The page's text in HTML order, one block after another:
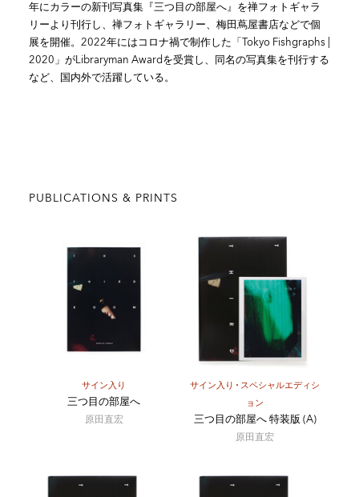
年にカラーの新刊写真集『三つ目の部屋へ』を禅フォトギャラ
リーより刊行し、禅フォトギャラリー、梅田蔦屋書店などで個
展を開催。2022年にはコロナ禍で制作した「Tokyo Fishgraphs |
2020」がLibraryman Awardを受賞し、同名の写真集を刊行する
など、国内外で活躍している。
PUBLICATIONS & PRINTS
サイン入り
三つ目の部屋へ
原田直宏
サイン入り
スペシャルエディシ
ョン
三つ目の部屋へ 特装版 (A)
原田直宏